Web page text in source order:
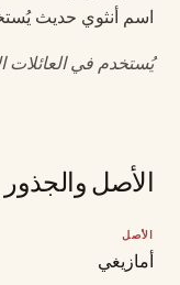
اسم أنثوي حديث
يُستخدم في العائلات
الأصل والجذور
الأصل
أمازيغي